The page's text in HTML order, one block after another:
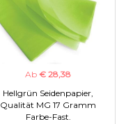
Ab € 28,38
Hellgrün Seidenpapier,
Qualität MG 17 Gramm
Farbe-Fast.